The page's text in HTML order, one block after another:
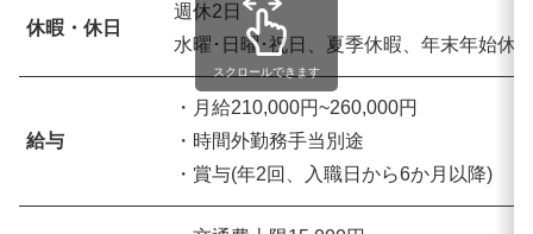
休暇・休日
週休2日
水曜･日曜･祝日、夏季休暇、年末年始休
給与
・月給210,000円~260,000円
・時間外勤務手当別途
・賞与(年2回、入職日から6か月以降)
スクロールできます